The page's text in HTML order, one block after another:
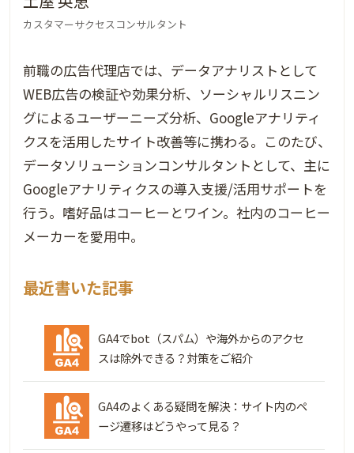
カスタマーサクセスコンサルタント
前職の広告代理店では、データアナリストとして
WEB広告の検証や効果分析、ソーシャルリスニン
グによるユーザーニーズ分析、Googleアナリティ
クスを活用したサイト改善等に携わる。このたび、
データソリューションコンサルタントとして、主に
Googleアナリティクスの導入支援/活用サポートを
行う。嗜好品はコーヒーとワイン。社内のコーヒー
メーカーを愛用中。
最近書いた記事
GA4でbot（スパム）や海外からのアクセ
スは除外できる？対策をご紹介
GA4のよくある疑問を解決：サイト内のペ
ージ遷移はどうやって見る？